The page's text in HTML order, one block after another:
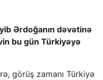
Ərdoğanın dəvətinə
bu gün Türkiyəyə
görüş zamanı Türkiyə